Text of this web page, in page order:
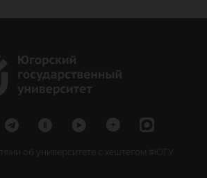
об университете с хештегом #ЮГУ